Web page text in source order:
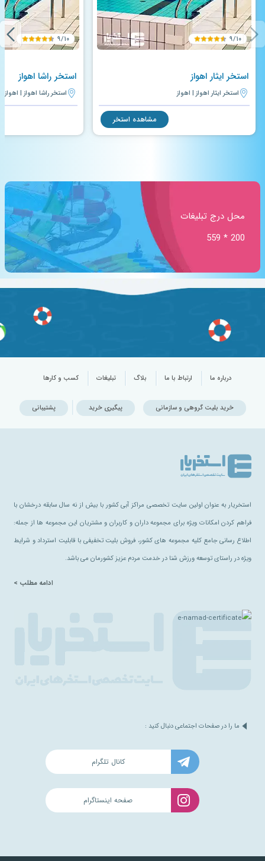
۹/۱۰
استخر ایثار اهواز
استخر ایثار اهواز | اهواز
مشاهده استخر
۹/۱۰
استخر راشا اهواز
استخر راشا اهواز | اهواز
محل درج تبلیغات
200 * 559
درباره ما ارتباط با ما بلاگ تبلیغات کسب و کارها
خرید بلیت گروهی و سازمانی پیگیری خرید پشتیبانی
استخریار به عنوان اولین سایت تخصصی مراکز آبی کشور با بیش از نه سال سابقه درخشان با
فراهم کردن امکانات ویژه برای مجموعه داران و کاربران و مشتریان این مجموعه ها از جمله:
اطلاع رسانی جامع کلیه مجموعه های کشور، فروش بلیت تخفیفی با قابلیت استرداد و شرایط
ویژه در راستای توسعه ورزش شنا در خدمت مردم عزیز کشورمان می باشد.
ادامه مطلب >
ما را در صفحات اجتماعی دنبال کنید :
کانال تلگرام
صفحه اینستاگرام